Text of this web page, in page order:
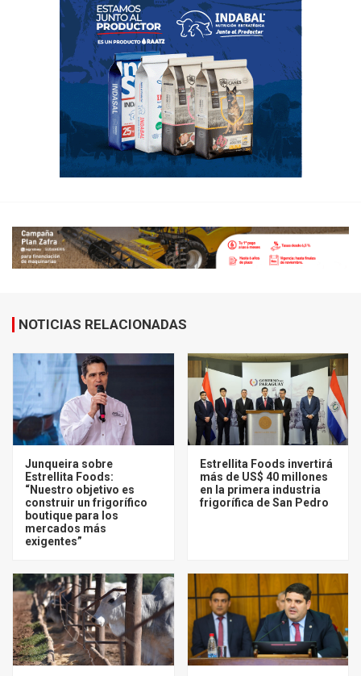
NOTICIAS RELACIONADAS
Junqueira sobre
Estrellita Foods:
“Nuestro objetivo es
construir un frigorífico
boutique para los
mercados más
exigentes”
Estrellita Foods invertirá
más de US$ 40 millones
en la primera industria
frigorífica de San Pedro